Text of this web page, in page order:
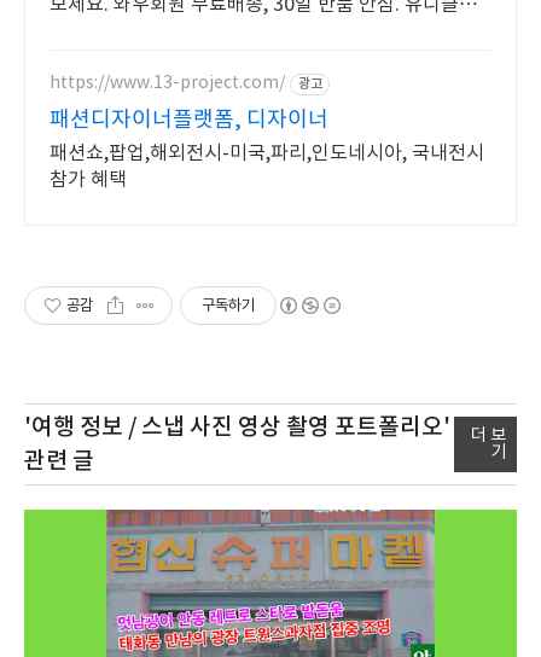
보세요. 와우회원 무료배송, 30일 반품 안심. 유니클로
https://www.13-project.com/ 광고
패션디자이너플랫폼, 디자이너
패션쇼,팝업,해외전시-미국,파리,인도네시아, 국내전시
참가 혜택
공감 구독하기
'여행 정보 / 스냅 사진 영상 촬영 포트폴리오'
관련 글
더 보
기